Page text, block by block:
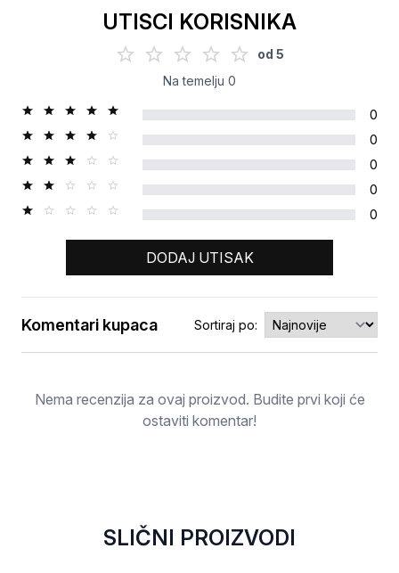
UTISCI KORISNIKA
od 5
Na temelju 0
0
0
0
0
0
DODAJ UTISAK
Ocjena
Komentari kupaca Sortiraj po:
Nema recenzija za ovaj proizvod. Budite prvi koji će
ostaviti komentar!
SLIČNI PROIZVODI